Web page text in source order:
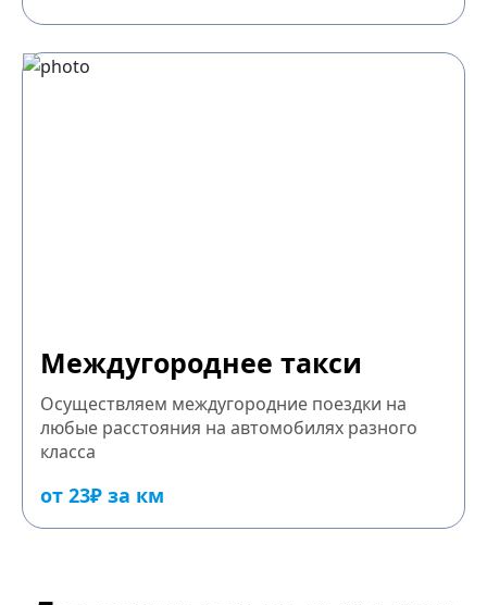
Междугороднее такси
Осуществляем междугородние поездки на
любые расстояния на автомобилях разного
класса
от 23₽ за км